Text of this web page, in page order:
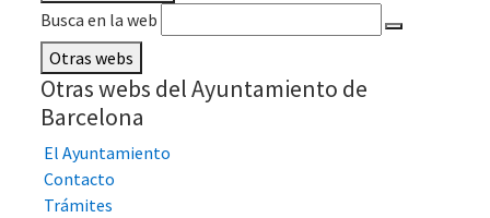
Busca en la web
Otras webs
Otras webs del Ayuntamiento de
Barcelona
El Ayuntamiento
Contacto
Trámites